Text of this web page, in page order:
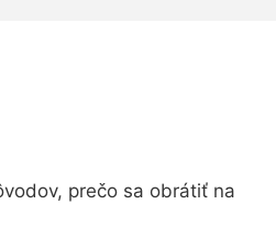
prečo sa obrátiť na